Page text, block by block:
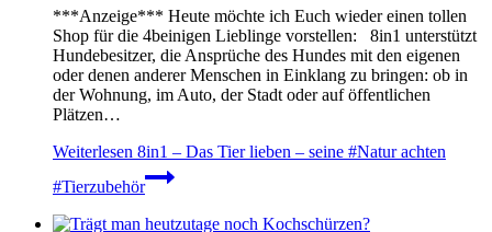
***Anzeige*** Heute möchte ich Euch wieder einen tollen
Shop für die 4beinigen Lieblinge vorstellen: 8in1 unterstützt
Hundebesitzer, die Ansprüche des Hundes mit den eigenen
oder denen anderer Menschen in Einklang zu bringen: ob in
der Wohnung, im Auto, der Stadt oder auf öffentlichen
Plätzen…
Weiterlesen 8in1 – Das Tier lieben – seine #Natur achten
#Tierzubehör